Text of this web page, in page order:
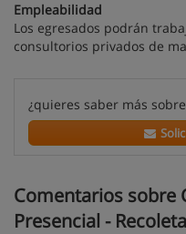
Empleabilidad
Los egresados podrán
consultorios privados de
¿quieres saber más
Comentarios sobre
Presencial -